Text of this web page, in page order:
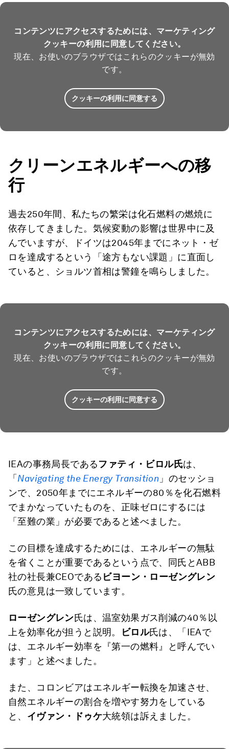
コンテンツにアクセスするためには、マーケティング
クッキーの利用に同意してください。
現在、お使いのブラウザではこれらのクッキーが無効
です。
クッキーの利用に同意する
クリーンエネルギーへの移
行
過去250年間、私たちの繁栄は化石燃料の燃焼に
依存してきました。気候変動の影響は世界中に及
んでいますが、ドイツは2045年までにネット・ゼ
ロを達成するという「途方もない課題」に直面し
ていると、ショルツ首相は警鐘を鳴らしました。
コンテンツにアクセスするためには、マーケティング
クッキーの利用に同意してください。
現在、お使いのブラウザではこれらのクッキーが無効
です。
クッキーの利用に同意する
IEAの事務局長であるファティ・ビロル氏は、
「 Navigating the Energy Transition 」のセッショ
ンで、2050年までにエネルギーの80％を化石燃料
でまかなっていたものを、正味ゼロにするには
「至難の業」が必要であると述べました。
この目標を達成するためには、エネルギーの無駄
を省くことが重要であるという点で、同氏とABB
社の社長兼CEOである ビヨーン・ローゼングレン
氏の意見は一致しています。
ローゼングレン氏は、温室効果ガス削減の40％以
上を効率化が担うと説明。
ビロル氏は、「IEAで
は、エネルギー効率を『第一の燃料』と呼んでい
ます」と述べました。
また、コロンビアはエネルギー転換を加速させ、
自然エネルギーの割合を増やす努力をしている
と、 イヴァン・ドゥケ大統領は訴えました。